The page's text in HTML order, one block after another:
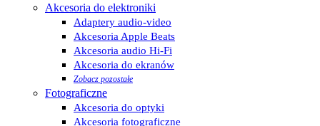
Akcesoria do elektroniki
Adaptery audio-video
Akcesoria Apple Beats
Akcesoria audio Hi-Fi
Akcesoria do ekranów
Zobacz pozostałe
Fotograficzne
Akcesoria do optyki
Akcesoria fotograficzne